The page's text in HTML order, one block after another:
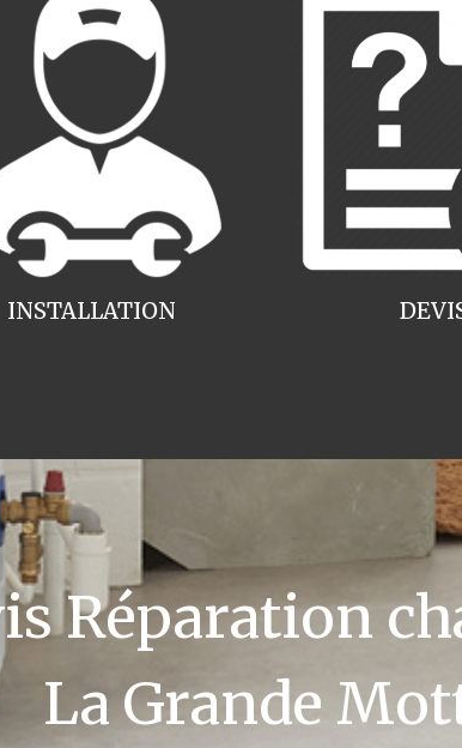
INSTALLATION
Réparation
La Grande